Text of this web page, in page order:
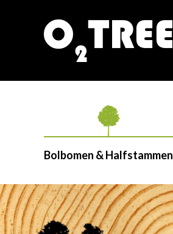
Bolbomen & Halfstammen